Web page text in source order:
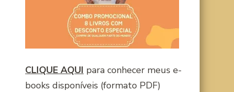
CLIQUE AQUI para conhecer meus e-
books disponíveis (formato PDF)